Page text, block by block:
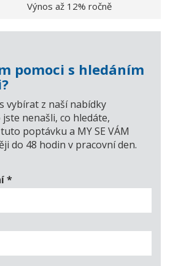
Výnos až 12% ročně
pomoci s hledáním
vybírat z naší nabídky
nenašli, co hledáte,
poptávku a MY SE VÁM
do 48 hodin v pracovní den.
*